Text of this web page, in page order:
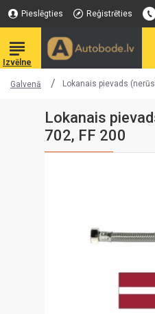
Pieslēgties Reģistrēties
Galvenā Lokanais pievads
Lokanais
702, FF 200